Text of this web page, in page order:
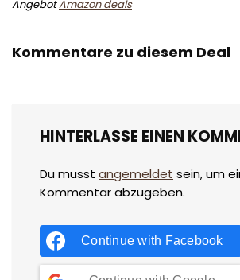
AngebotAmazon deals
Kommentare zu diesem Deal
HINTERLASSE EINEN
Du musst angemeldet sein, um
Kommentar abzugeben.
Continue with Facebook